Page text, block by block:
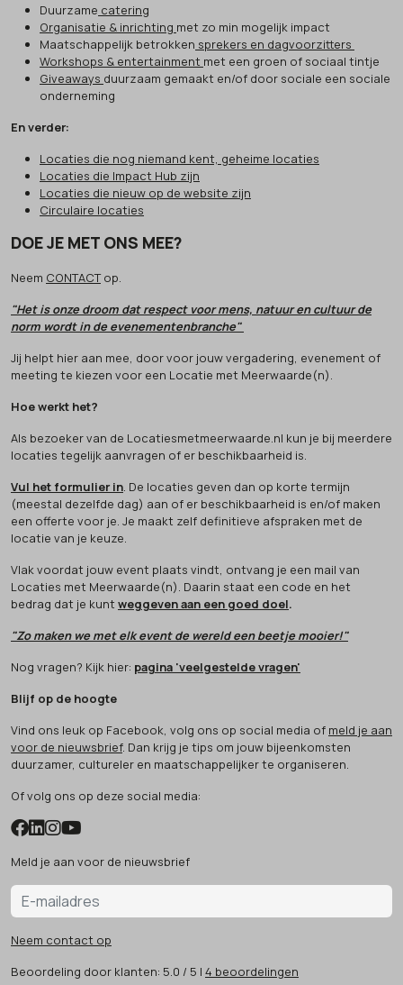
Duurzame catering
Organisatie & inrichting met zo min mogelijk impact
Maatschappelijk betrokken sprekers en dagvoorzitters
Workshops & entertainment met een groen of sociaal tintje
Giveaways duurzaam gemaakt en/of door sociale een sociale
onderneming
En verder:
Locaties die nog niemand kent, geheime locaties
Locaties die Impact Hub zijn
Locaties die nieuw op de website zijn
Circulaire locaties
DOE JE MET ONS MEE?
Neem CONTACTop.
"Het is onze droom dat respect voor mens, natuur en cultuur de
norm wordt in de evenementenbranche"
Jij helpt hier aan mee, door voor jouw vergadering, evenement of
meeting te kiezen voor een Locatie met Meerwaarde(n).
Hoe werkt het?
Als bezoeker van de Locatiesmetmeerwaarde.nl kun je bij meerdere
locaties tegelijk aanvragen of er beschikbaarheid is.
Vul het formulier in. De locaties geven dan op korte termijn
(meestal dezelfde dag) aan of er beschikbaarheid is en/of maken
een offerte voor je. Je maakt zelf definitieve afspraken met de
locatie van je keuze.
Vlak voordat jouw event plaats vindt, ontvang je een mail van
Locaties met Meerwaarde(n). Daarin staat een code en het
bedrag dat je kunt weggeven aan een goed doel.
"Zo maken we met elk event de wereld een beetje mooier!"
Nog vragen? Kijk hier: pagina 'veelgestelde vragen'
Blijf op de hoogte
Vind ons leuk op Facebook, volg ons op social media of meld je aan
voor de nieuwsbrief. Dan krijg je tips om jouw bijeenkomsten
duurzamer, cultureler en maatschappelijker te organiseren.
Of volg ons op deze social media:
Meld je aan voor de nieuwsbrief
Neem contact op
Beoordeling door klanten: 5.0 / 5 | 4 beoordelingen